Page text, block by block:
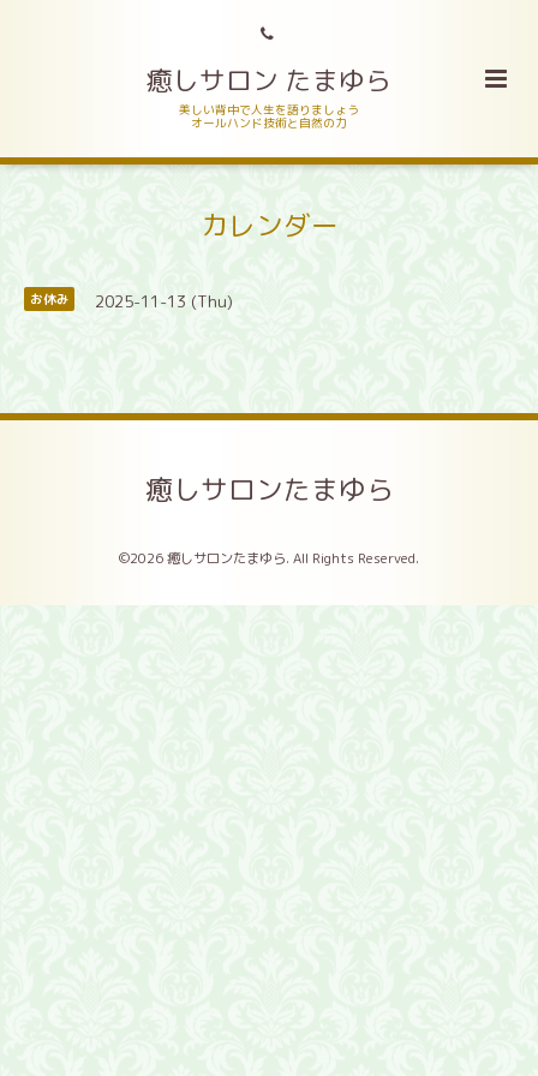
癒しサロン たまゆら
美しい背中で人生を語りましょう
オールハンド技術と自然の力
カレンダー
お休み 2025-11-13 (Thu)
癒しサロンたまゆら
©2026癒しサロンたまゆら. All Rights Reserved.